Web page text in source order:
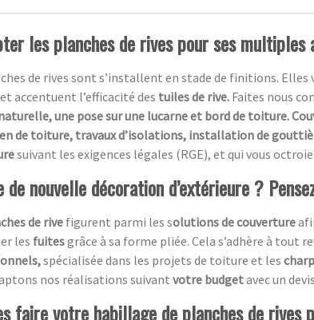
les planches de rives pour ses multiples
de rives sont s’installent en stade de finitions. Elles
accentuent l’efficacité des tuiles de rive. Faites nous
une pose sur une lucarne et bord de toiture.
de toiture, travaux d’isolations, installation de
suivant les exigences légales (RGE), et qui vous
de nouvelle décoration d’extérieure ?
de rive figurent parmi les solutions de couverture
les fuitesgrâce à sa forme pliée. Cela s’adhère à tout
spécialisée dans les projets de toiture et les
nos réalisations suivant votre budgetavec un
faire votre habillage de planches de rives